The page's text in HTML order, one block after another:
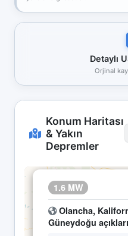
Detaylı
Orjinal
Konum Haritası
& Yakın
Depremler
1.6 MW
Olancha,
Güneydoğu